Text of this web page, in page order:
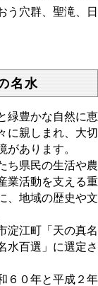
う穴群、聖滝、日
名水
緑豊かな自然に恵
に親しまれ、大切
があります。
ち県民の生活や農
業活動を支える重
、地域の歴史や文
淀江町「天の真名
水百選」に選定さ
６０年と平成２年